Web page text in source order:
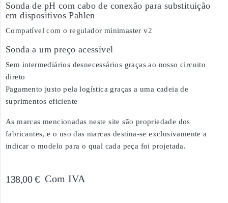
Sonda de pH com cabo de conexão para substituição
em dispositivos Pahlen
Compatível com o regulador minimaster v2
Sonda a um preço acessível
Sem intermediários desnecessários graças ao nosso circuito
direto
Pagamento justo pela logística graças a uma cadeia de
suprimentos eficiente
As marcas mencionadas neste site são propriedade dos
fabricantes, e o uso das marcas destina-se exclusivamente a
indicar o modelo para o qual cada peça foi projetada.
138,00 € Com IVA